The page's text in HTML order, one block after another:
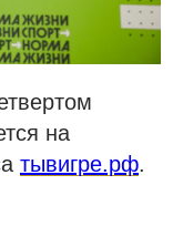
на
тывигре.рф.